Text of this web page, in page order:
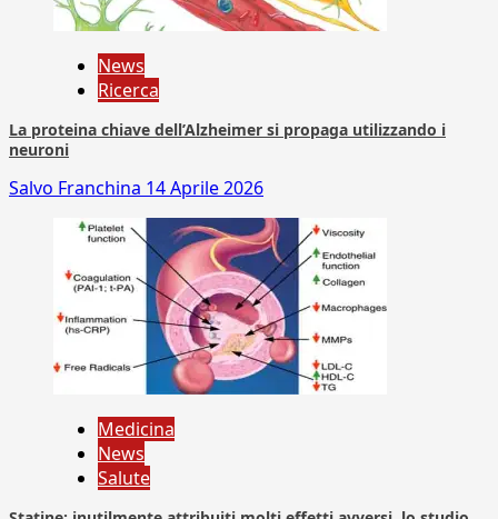
News
Ricerca
La proteina chiave dell’Alzheimer si propaga utilizzando i
neuroni
Salvo Franchina 14 Aprile 2026
Medicina
News
Salute